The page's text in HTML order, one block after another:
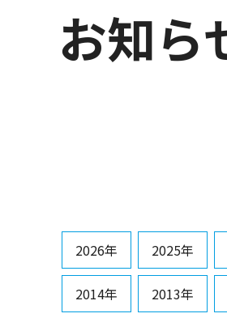
お知ら
2026年 2025年
2014年 2013年